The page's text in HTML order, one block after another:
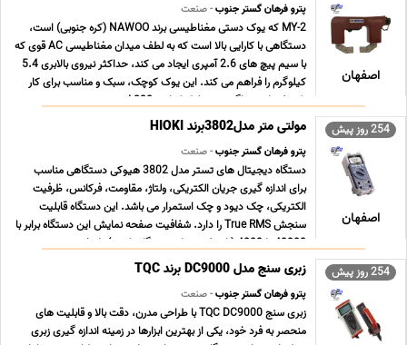
اصفهان
پترو فرهان گستر جنوب- صنعت
MY-2 که یوک دستی مغناطیسی برند NAWOO (کره جنوبی) است،
دستگاهی با کارایی بالا است که به لطف میدان مغناطیسی AC قوی که
با سیم پیچ های 2.6 آمپری ایجاد می کند، حداکثر نیروی بالابری 5.4
کیلوگرم را فراهم می کند. این یوک کوچک، سبک و مناسب برای کار
تک نفره است، اگرچه به دلیل ابعاد L220 x ... ...
254 روز پیش
اصفهان
مولتی متر مدل3802برند HIOKI
پترو فرهان گستر جنوب- صنعت
دستگاه دیجیتال های تستر مدل 3802 هیوکی دستگاهی مناسب
برای اندازه گیری جریان الکتریکی، ولتاژ، مقاومت، فرکانس، ظرفیت
الکتریکی، چک دیود و چک استمرار می باشد. این دستگاه قابلیت
سنجش True RMS را دارد. شفافیت صفحه نمایش این دستگاه برابر با
40000 یا 4000 (با صفحه نمایش دوگانه است). از خ ... ...
254 روز پیش زبری سنج مدل DC9000 برند TQC
پترو فرهان گستر جنوب- صنعت
زبری سنج TQC DC9000 با طراحی مدرن، دقت بالا و قابلیت های
منحصر به فرد خود، یکی از بهترین ابزارها در زمینه اندازه گیری زبری